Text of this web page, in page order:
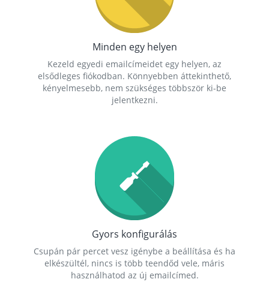
Minden egy helyen
Kezeld egyedi emailcímeidet egy helyen, az
elsődleges fiókodban. Könnyebben áttekinthető,
kényelmesebb, nem szükséges többször ki-be
jelentkezni.
Gyors konfigurálás
Csupán pár percet vesz igénybe a beállítása és ha
elkészültél, nincs is több teendőd vele, máris
használhatod az új emailcímed.